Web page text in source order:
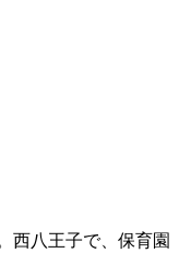
西八王子で、保育園